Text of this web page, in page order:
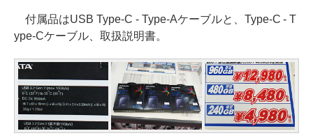
付属品はUSB Type-C - Type-Aケーブルと、Type-C - T
ype-Cケーブル、取扱説明書。